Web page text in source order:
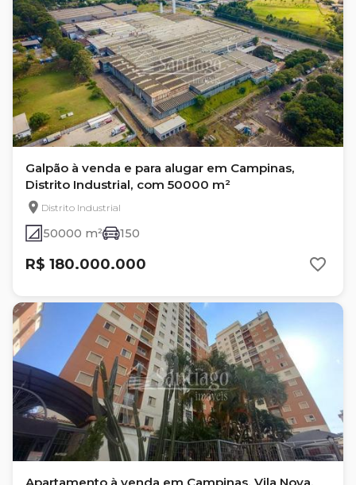
Galpão à venda e para alugar em Campinas,
Distrito Industrial, com 50000 m²
Distrito Industrial
50000 m² 150
R$ 180.000.000